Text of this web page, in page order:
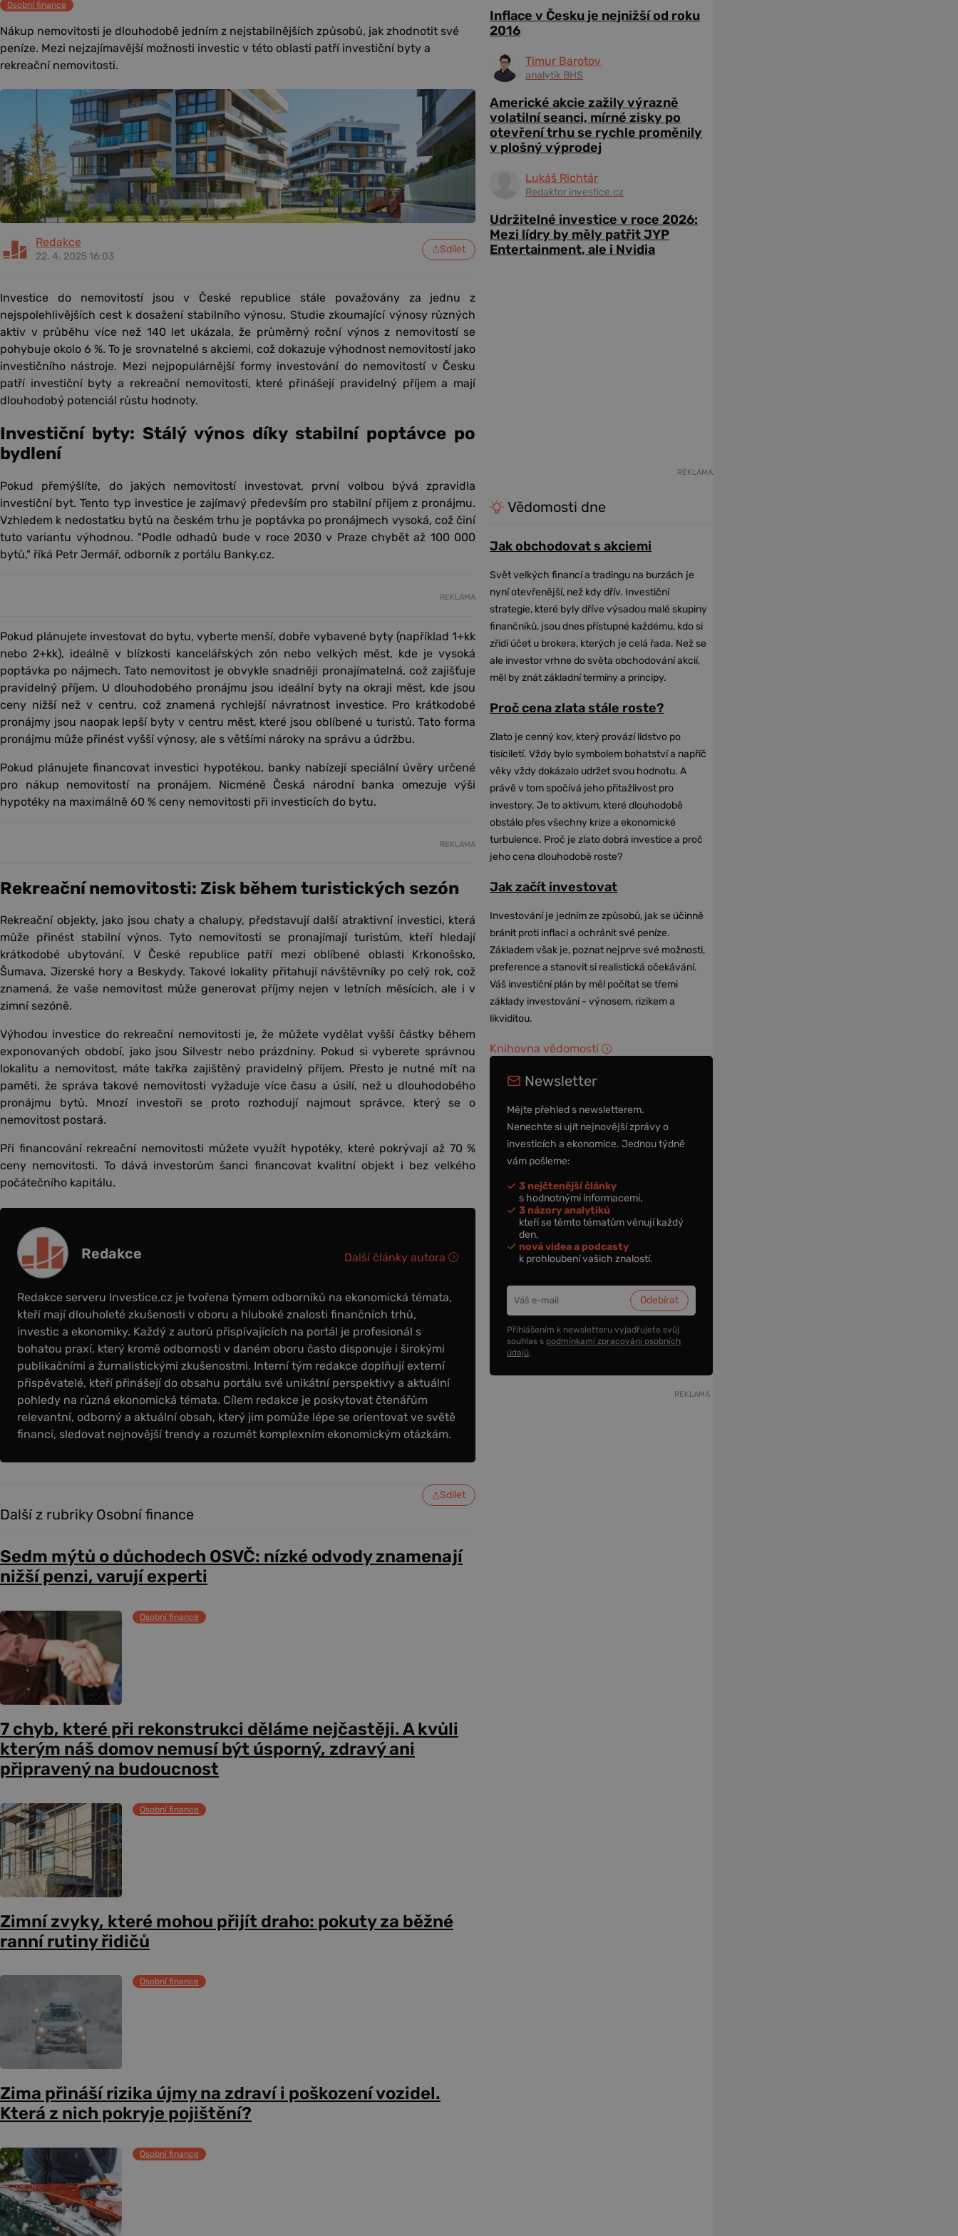
Osobní finance
Nákup nemovitosti je dlouhodobě jedním z nejstabilnějších způsobů, jak zhodnotit své
peníze. Mezi nejzajímavější možnosti investic v této oblasti patří investiční byty a
rekreační nemovitosti.
Redakce
22. 4. 2025 16:03
Sdílet
Investice do nemovitostí jsou v České republice stále považovány za jednu z
nejspolehlivějších cest k dosažení stabilního výnosu. Studie zkoumající výnosy různých
aktiv v průběhu více než 140 let ukázala, že průměrný roční výnos z nemovitostí se
pohybuje okolo 6 %. To je srovnatelné s akciemi, což dokazuje výhodnost nemovitostí jako
investičního nástroje. Mezi nejpopulárnější formy investování do nemovitostí v Česku
patří investiční byty a rekreační nemovitosti, které přinášejí pravidelný příjem a mají
dlouhodobý potenciál růstu hodnoty.
Investiční byty: Stálý výnos díky stabilní poptávce po
bydlení
Pokud přemýšlíte, do jakých nemovitostí investovat, první volbou bývá zpravidla
investiční byt. Tento typ investice je zajímavý především pro stabilní příjem z pronájmu.
Vzhledem k nedostatku bytů na českém trhu je poptávka po pronájmech vysoká, což činí
tuto variantu výhodnou. "Podle odhadů bude v roce 2030 v Praze chybět až 100 000
bytů," říká Petr Jermář, odborník z portálu Banky.cz.
REKLAMA
Pokud plánujete investovat do bytu, vyberte menší, dobře vybavené byty (například 1+kk
nebo 2+kk), ideálně v blízkosti kancelářských zón nebo velkých měst, kde je vysoká
poptávka po nájmech. Tato nemovitost je obvykle snadněji pronajímatelná, což zajišťuje
pravidelný příjem. U dlouhodobého pronájmu jsou ideální byty na okraji měst, kde jsou
ceny nižší než v centru, což znamená rychlejší návratnost investice. Pro krátkodobé
pronájmy jsou naopak lepší byty v centru měst, které jsou oblíbené u turistů. Tato forma
pronájmu může přinést vyšší výnosy, ale s většími nároky na správu a údržbu.
Pokud plánujete financovat investici hypotékou, banky nabízejí speciální úvěry určené
pro nákup nemovitostí na pronájem. Nicméně Česká národní banka omezuje výši
hypotéky na maximálně 60 % ceny nemovitosti při investicích do bytu.
REKLAMA
Rekreační nemovitosti: Zisk během turistických sezón
Rekreační objekty, jako jsou chaty a chalupy, představují další atraktivní investici, která
může přinést stabilní výnos. Tyto nemovitosti se pronajímají turistům, kteří hledají
krátkodobé ubytování. V České republice patří mezi oblíbené oblasti Krkonošsko,
Šumava, Jizerské hory a Beskydy. Takové lokality přitahují návštěvníky po celý rok, což
znamená, že vaše nemovitost může generovat příjmy nejen v letních měsících, ale i v
zimní sezóně.
Výhodou investice do rekreační nemovitosti je, že můžete vydělat vyšší částky během
exponovaných období, jako jsou Silvestr nebo prázdniny. Pokud si vyberete správnou
lokalitu a nemovitost, máte takřka zajištěný pravidelný příjem. Přesto je nutné mít na
paměti, že správa takové nemovitosti vyžaduje více času a úsilí, než u dlouhodobého
pronájmu bytů. Mnozí investoři se proto rozhodují najmout správce, který se o
nemovitost postará.
Při financování rekreační nemovitosti můžete využít hypotéky, které pokrývají až 70 %
ceny nemovitosti. To dává investorům šanci financovat kvalitní objekt i bez velkého
počátečního kapitálu.
Redakce
Redakce serveru Investice.cz je tvořena týmem odborníků na ekonomická témata,
kteří mají dlouholeté zkušenosti v oboru a hluboké znalosti finančních trhů,
investic a ekonomiky. Každý z autorů přispívajících na portál je profesionál s
bohatou praxí, který kromě odbornosti v daném oboru často disponuje i širokými
publikačními a žurnalistickými zkušenostmi. Interní tým redakce doplňují externí
přispěvatelé, kteří přinášejí do obsahu portálu své unikátní perspektivy a aktuální
pohledy na různá ekonomická témata. Cílem redakce je poskytovat čtenářům
relevantní, odborný a aktuální obsah, který jim pomůže lépe se orientovat ve světě
financí, sledovat nejnovější trendy a rozumět komplexním ekonomickým otázkám.
Další články autora
Sdílet
Další z rubriky Osobní finance
Sedm mýtů o důchodech OSVČ: nízké odvody znamenají
nižší penzi, varují experti
Osobní finance
7 chyb, které při rekonstrukci děláme nejčastěji. A kvůli
kterým náš domov nemusí být úsporný, zdravý ani
připravený na budoucnost
Osobní finance
Zimní zvyky, které mohou přijít draho: pokuty za běžné
ranní rutiny řidičů
Osobní finance
Zima přináší rizika újmy na zdraví i poškození vozidel.
Která z nich pokryje pojištění?
Osobní finance
Inflace v Česku je nejnižší od roku
2016
Timur Barotov
analytik BHS
Americké akcie zažily výrazně
volatilní seanci, mírné zisky po
otevření trhu se rychle proměnily
v plošný výprodej
Lukáš Richtár
Redaktor investice.cz
Udržitelné investice v roce 2026:
Mezi lídry by měly patřit JYP
Entertainment, ale i Nvidia
REKLAMA
Vědomosti dne
Jak obchodovat s akciemi
Svět velkých financí a tradingu na burzách je
nyní otevřenější, než kdy dřív. Investiční
strategie, které byly dříve výsadou malé skupiny
finančníků, jsou dnes přístupné každému, kdo si
zřídí účet u brokera, kterých je celá řada. Než se
ale investor vrhne do světa obchodování akcií,
měl by znát základní termíny a principy.
Proč cena zlata stále roste?
Zlato je cenný kov, který provází lidstvo po
tisíciletí. Vždy bylo symbolem bohatství a napříč
věky vždy dokázalo udržet svou hodnotu. A
právě v tom spočívá jeho přitažlivost pro
investory. Je to aktivum, které dlouhodobě
obstálo přes všechny krize a ekonomické
turbulence. Proč je zlato dobrá investice a proč
jeho cena dlouhodobě roste?
Jak začít investovat
Investování je jedním ze způsobů, jak se účinně
bránit proti inflaci a ochránit své peníze.
Základem však je, poznat nejprve své možnosti,
preference a stanovit si realistická očekávání.
Váš investiční plán by měl počítat se třemi
základy investování - výnosem, rizikem a
likviditou.
Knihovna vědomostí
Newsletter
Mějte přehled s newsletterem.
Nenechte si ujít nejnovější zprávy o
investicích a ekonomice. Jednou týdně
vám pošleme:
3 nejčtenější články
s hodnotnými informacemi,
3 názory analytiků
kteří se těmto tématům věnují každý
den,
nová videa a podcasty
k prohloubení vašich znalostí.
Přihlášením k newsletteru vyjadřujete svůj
souhlas s podmínkami zpracování osobních
údajů.
REKLAMA